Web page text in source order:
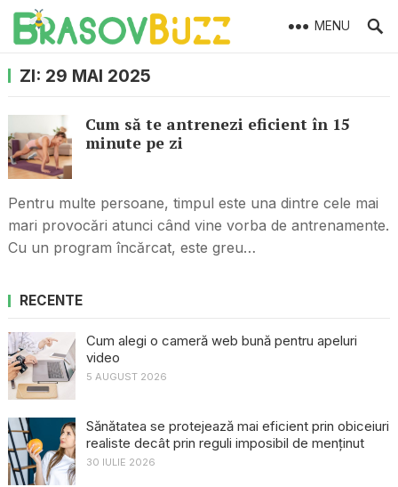
MENU
ZI: 29 MAI 2025
Cum să te antrenezi eficient în 15
minute pe zi
Pentru multe persoane, timpul este una dintre cele mai
mari provocări atunci când vine vorba de antrenamente.
Cu un program încărcat, este greu…
RECENTE
Cum alegi o cameră web bună pentru apeluri
video
5 AUGUST 2026
Sănătatea se protejează mai eficient prin obiceiuri
realiste decât prin reguli imposibil de menținut
30 IULIE 2026